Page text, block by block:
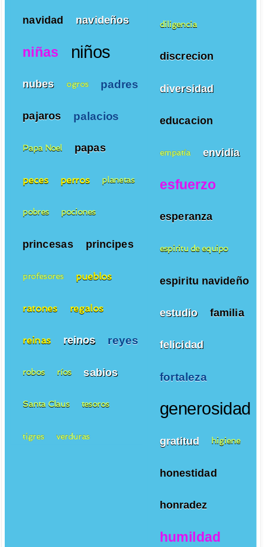
diligencia
discrecion
diversidad
educacion
empatía envidia
esfuerzo
esperanza
espiritu de equipo
espiritu navideño
estudio familia
felicidad
fortaleza
generosidad
gratitud higiene
honestidad
honradez
humildad
navidad navideños
niñas niños
nubes ogros padres
pajaros palacios
Papa Noel papas
peces perros planetas
pobres pociones
princesas principes
profesores pueblos
ratones regalos
reinas reinos reyes
robos ríos sabios
Santa Claus tesoros
tigres verduras